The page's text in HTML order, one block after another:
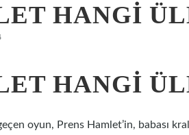
HANGI
HANGI
oyun, Prens Hamlet’in, babası